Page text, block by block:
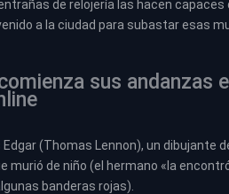
de relojería las hacen
a la ciudad para subastar esas
sus andanzas
(Thomas Lennon), un dibujante
murió de niño (el hermano «la
banderas rojas).